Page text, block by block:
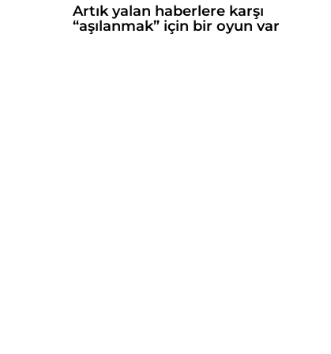
Artık yalan haberlere karşı
“aşılanmak” için bir oyun var